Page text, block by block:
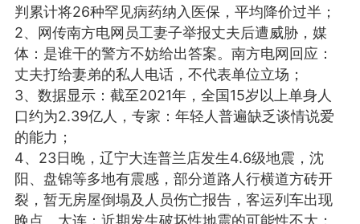
每次200金币 点击购买
师 小熊水光
爆汗熊
脂
卡卡动能素
皇斯普拉雅
建术
DRYY面膜 微晶溶斑术
爆款平台 Lv.8 靓号
加盟商
26 23:18
电脑端 美业资讯
闪充小白罐
判累计将26种罕见病药纳入医保，平均降价过半；
2、网传南方电网员工妻子举报丈夫后遭威胁，媒
体：是谁干的警方不妨给出答案。南方电网回应：
丈夫打给妻弟的私人电话，不代表单位立场；
3、数据显示：截至2021年，全国15岁以上单身人
口约为2.39亿人，专家：年轻人普遍缺乏谈情说爱
的能力；
4、23日晚，辽宁大连普兰店发生4.6级地震，沈
阳、盘锦等多地有震感，部分道路人行横道方砖开
裂，暂无房屋倒塌及人员伤亡报告，客运列车出现
晚点。大连：近期发生破坏性地震的可能性不大；